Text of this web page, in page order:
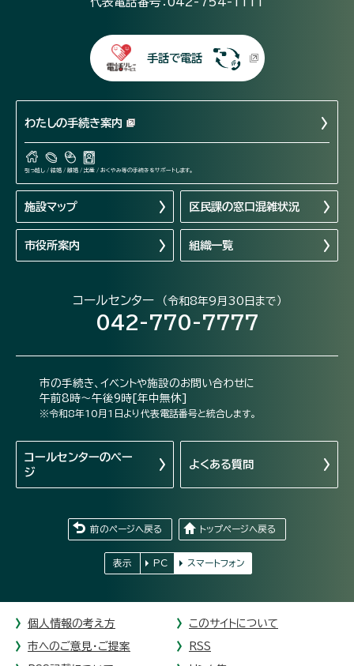
手話で電話
わたしの手続き案内
引っ越し / 結婚 / 離婚 / 出産 / おくやみ等の手続きをサポートします。
施設マップ 区民課の窓口混雑状況
市役所案内 組織一覧
コールセンター （令和8年9月30日まで）
042-770-7777
市の手続き、イベントや施設のお問い合わせに
午前8時～午後9時[年中無休]
※令和8年10月1日より代表電話番号と統合します。
コールセンターのペー
ジ
よくある質問
前のページへ戻る トップページへ戻る
表示 PC スマートフォン
個人情報の考え方 このサイトについて
市へのご意見・ご提案 RSS